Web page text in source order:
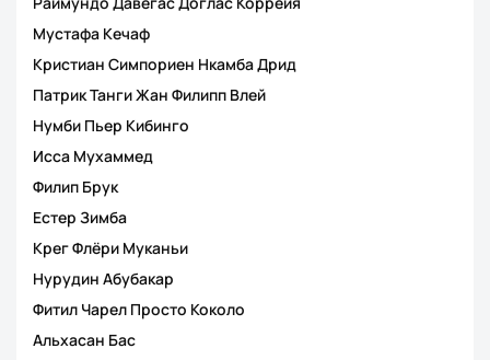
Мустафа Кечаф
Кристиан Симпориен Нкамба Дрид
Патрик Танги Жан Филипп Влей
Нумби Пьер Кибинго
Исса Мухаммед
Филип Брук
Естер Зимба
Крег Флёри Муканьи
Нурудин Абубакар
Фитил Чарел Просто Коколо
Альхасан Бас